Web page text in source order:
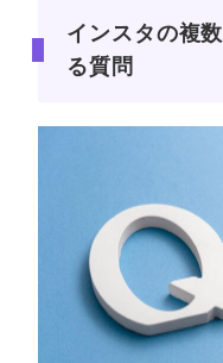
インスタの複
る質問